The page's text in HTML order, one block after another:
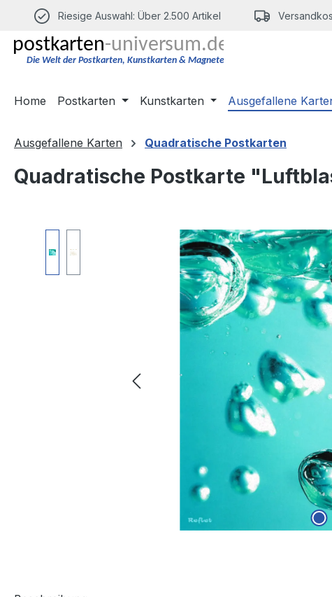
Hauptinhalt springen
Zur Suche springen
Zur Hauptnavigation springen
Riesige Auswahl: Über 2.500 Artikel
Home Postkarten Kunstkarten Ausgefallene
Ausgefallene Karten Quadratische Postkarten
Quadratische Postkarte